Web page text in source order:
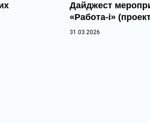
Дайджест
«Работа-i»
31.03.2026